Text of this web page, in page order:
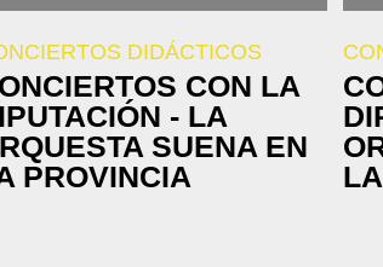
DIDÁCTICOS
CON LA
- LA
SUENA EN
PROVINCIA